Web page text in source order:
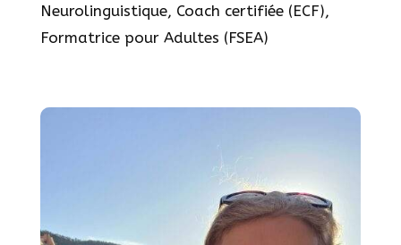
Neurolinguistique, Coach certifiée (ECF),
Formatrice pour Adultes (FSEA)